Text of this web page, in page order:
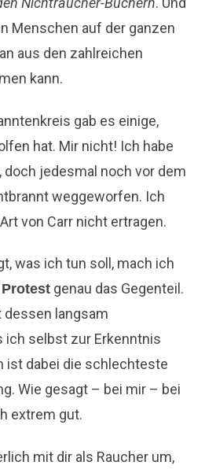
Menschen auf der ganzen
aus den zahlreichen
kann.
gab es einige,
hat. Mir nicht! Ich habe
jedesmal noch vor dem
weggeworfen. Ich
von Carr nicht ertragen.
was ich tun soll, mach ich
Protest genau das Gegenteil.
langsam
ich selbst zur Erkenntnis
ist dabei die schlechteste
Wie gesagt – bei mir – bei
extrem gut.
mit dir als Raucher um,